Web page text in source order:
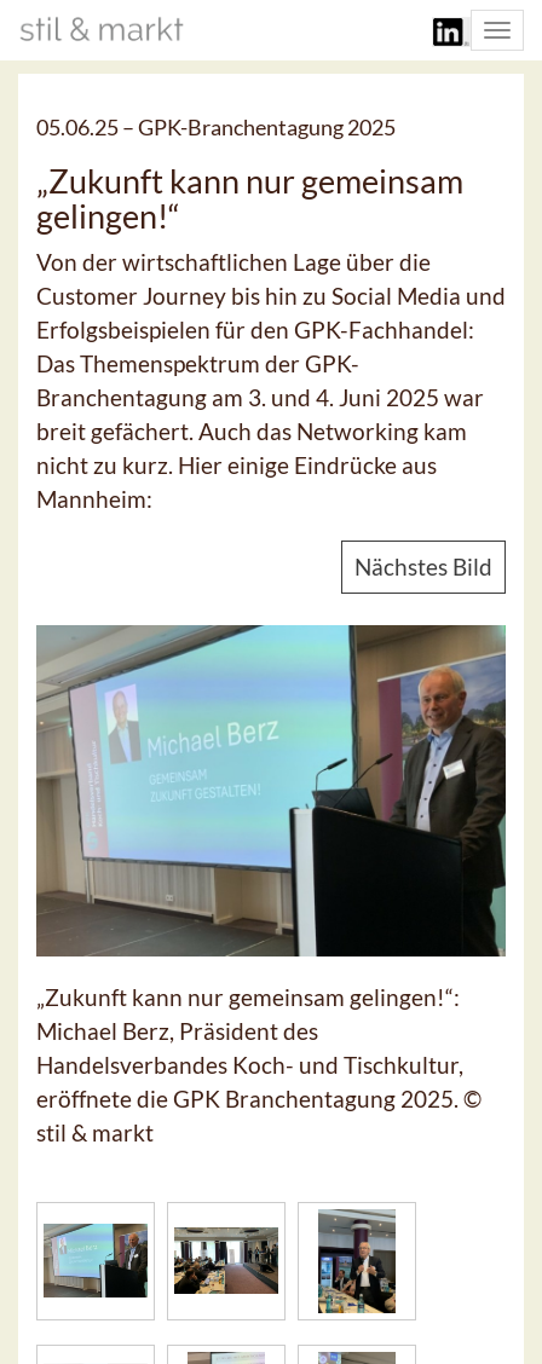
05.06.25 –GPK-Branchentagung 2025
„Zukunft kann nur gemeinsam
gelingen!“
Von der wirtschaftlichen Lage über die
Customer Journey bis hin zu Social Media und
Erfolgsbeispielen für den GPK-Fachhandel:
Das Themenspektrum der GPK-
Branchentagung am 3. und 4. Juni 2025 war
breit gefächert. Auch das Networking kam
nicht zu kurz. Hier einige Eindrücke aus
Mannheim:
Nächstes Bild
„Zukunft kann nur gemeinsam gelingen!“:
Michael Berz, Präsident des
Handelsverbandes Koch- und Tischkultur,
eröffnete die GPK Branchentagung 2025. ©
stil & markt